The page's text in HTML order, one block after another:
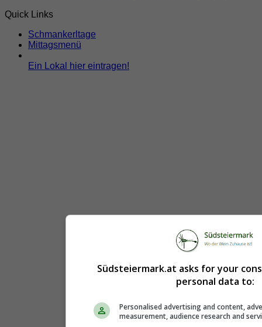
Quick Links
Schmankerltage
Mittagsmenü
Ein Lokal hier eintragen!
Südsteiermark.at asks for your
personal data to:
Personalised advertising and content,
measurement, audience research and